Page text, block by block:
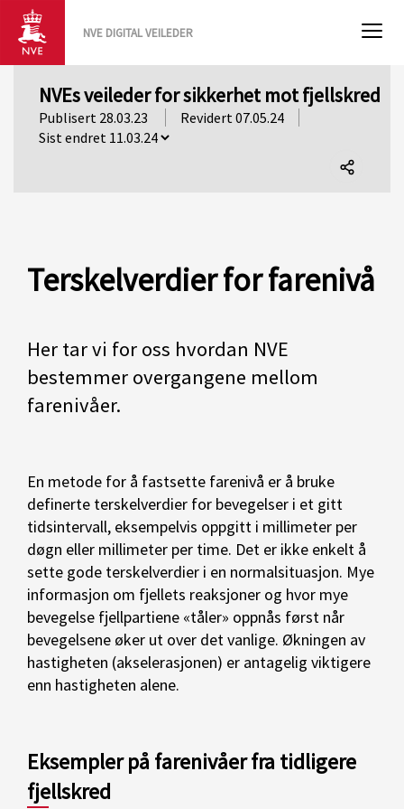
NVE DIGITAL VEILEDER
NVEs veileder for sikkerhet mot fjellskred
Publisert 28.03.23 Revidert 07.05.24
Terskelverdier for farenivå
Her tar vi for oss hvordan NVE
bestemmer overgangene mellom
farenivåer.
En metode for å fastsette farenivå er å bruke
definerte terskelverdier for bevegelser i et gitt
tidsintervall, eksempelvis oppgitt i millimeter per
døgn eller millimeter per time. Det er ikke enkelt å
sette gode terskelverdier i en normalsituasjon. Mye
informasjon om fjellets reaksjoner og hvor mye
bevegelse fjellpartiene «tåler» oppnås først når
bevegelsene øker ut over det vanlige. Økningen av
hastigheten (akselerasjonen) er antagelig viktigere
enn hastigheten alene.
Eksempler på farenivåer fra tidligere
fjellskred